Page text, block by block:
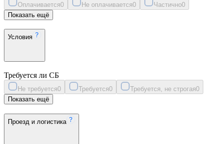
Оплачивается0 Не оплачивается0 Частично0
Показать ещё
Условия
Требуется ли СБ
Не требуется0 Требуется0 Требуется, не строгая0
Показать ещё
Проезд и логистика